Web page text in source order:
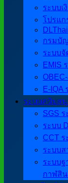
ระบบเ
โปรแก
กรมบั
ระบบจั
EMIS
E-IQA
ระบบสนับส
SGS
ระบบ
CCT
ระบบ
ระบบ
กาฬสิน